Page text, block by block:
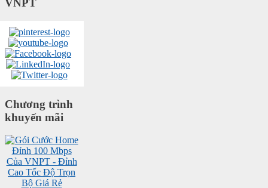
VNPT
Chương trình
khuyến mãi